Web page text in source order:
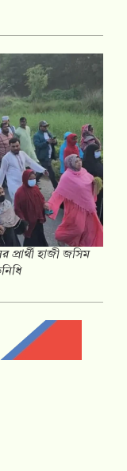
প্রার্থী হাজী জসিম